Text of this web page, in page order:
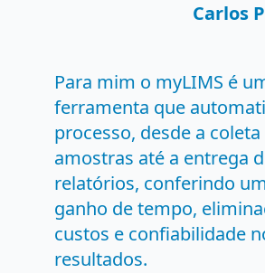
Carlos
Para mim o myLIMS é
ferramenta que
processo, desde a coleta
amostras até a entrega
relatórios, conferindo
ganho de tempo,
custos e confiabilidade
resultados.